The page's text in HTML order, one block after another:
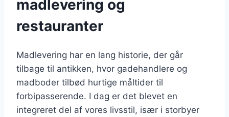
madlevering og
restauranter
Madlevering har en lang historie, der går
tilbage til antikken, hvor gadehandlere og
madboder tilbød hurtige måltider til
forbipasserende. I dag er det blevet en
integreret del af vores livsstil, især i storbyer